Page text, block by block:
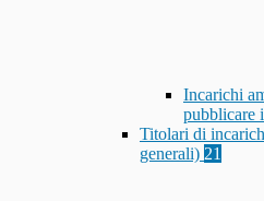
Incarichi
pubblicare
Titolari di
generali) 21